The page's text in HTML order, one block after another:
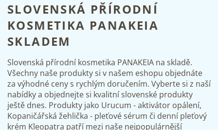
p
i
s
SLOVENSKÁ PŘÍRODNÍ
KOSMETIKA PANAKEIA
SKLADEM
Slovenská přírodní kosmetika PANAKEIA na skladě.
Všechny naše produkty si v našem eshopu objednáte
za výhodné ceny s rychlým doručením. Vyberte si z naší
nabídky a objednejte si kvalitní slovenské produkty
ještě dnes. Produkty jako Urucum - aktivátor opálení,
Kopaničářská žehlička - pleťové sérum či denní pleťový
krém Kleopatra patří mezi naše nejpopulárnější